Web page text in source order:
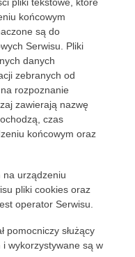
końcowym
są do
Serwisu. Pliki
danych
zebranych od
rozpoznanie
zawierają nazwę
czas
końcowym oraz
na urządzeniu
pliki cookies oraz
operator Serwisu.
pomocniczy służący
wykorzystywane są w